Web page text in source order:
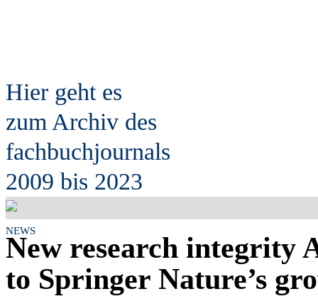
Hier geht es
zum Archiv des
fachbuchjournals
2009 bis 2023
NEWS
New research integrity
to Springer Nature’s